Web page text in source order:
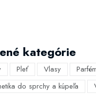
kategórie
Pleť Vlasy
do sprchy a kúpeľa